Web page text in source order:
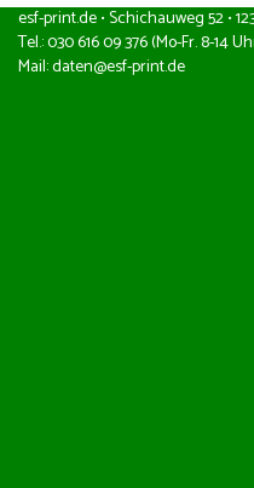
esf-print.de • Schichauweg 52 •
Tel.: 030 616 09 376 (Mo-Fr. 8-14
Mail:daten@esf-print.de